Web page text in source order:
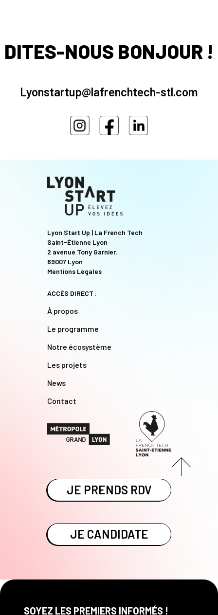
DITES-NOUS BONJOUR !
Lyonstartup@lafrenchtech-stl.com
Lyon Start Up | La French Tech
Saint-Étienne Lyon
2 avenue Tony Garnier,
69007 Lyon
Mentions Légales
ACCÈS DIRECT :
À propos
Le programme
Notre écosystème
Les projets
News
Contact
JE PRENDS RDV
JE CANDIDATE
SOYEZ LES PREMIERS INFORMÉS !